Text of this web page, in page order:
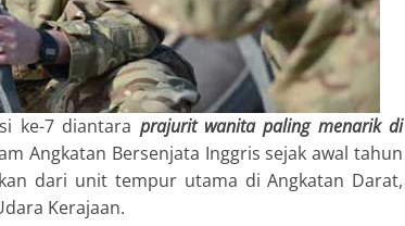
ke-7 diantara prajurit wanita paling menarik di
Angkatan Bersenjata Inggris sejak awal tahun
dari unit tempur utama di Angkatan Darat,
Kerajaan.